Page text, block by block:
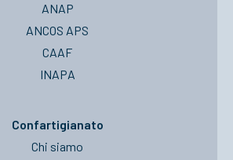
ANAP
ANCOS APS
CAAF
INAPA
Confartigianato
Chi siamo